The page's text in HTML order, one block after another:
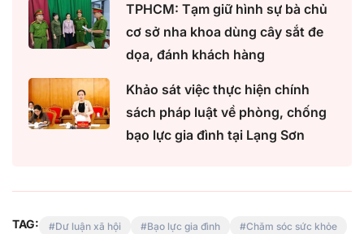
TPHCM: Tạm giữ hình sự bà chủ
cơ sở nha khoa dùng cây sắt đe
dọa, đánh khách hàng
Khảo sát việc thực hiện chính
sách pháp luật về phòng, chống
bạo lực gia đình tại Lạng Sơn
TAG: Dư luận xã hội Bạo lực gia đình
Chăm sóc sức khỏe